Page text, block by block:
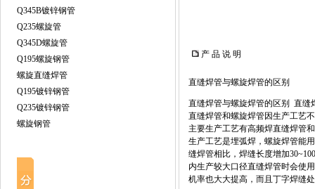
Q345B镀锌钢管
Q235螺旋管
Q345D螺旋管
Q195螺旋钢管
螺旋直缝焊管
Q195镀锌钢管
Q235镀锌钢管
螺旋钢管
产 品 说 明
直缝焊管与螺旋焊管的区别
直缝焊管与螺旋焊管的区别 直缝
直缝焊管和螺旋焊管因生产工艺
主要生产工艺有高频焊直缝焊管
生产工艺是埋弧焊，螺旋焊管能
缝焊管相比，焊缝长度增加
内生产较大口径直缝焊管时会使
机率也大大提高，而且丁字焊缝